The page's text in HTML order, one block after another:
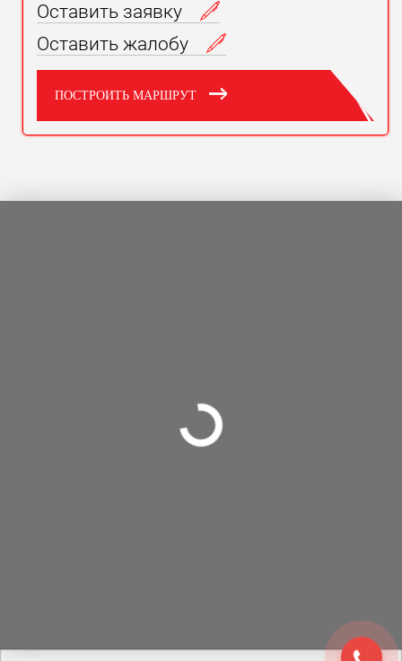
Оставить заявку
Оставить жалобу
ПОСТРОИТЬ МАРШРУТ